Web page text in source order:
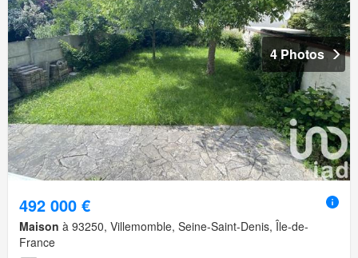
4 Photos
492 000 €
Maison à 93250, Villemomble, Seine-Saint-Denis, Île-de-
France